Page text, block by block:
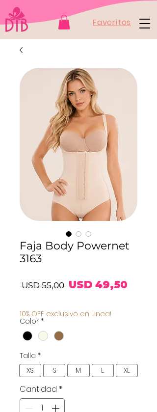
Favoritos
Faja Body Powernet
3163
USD 55,00 Precio
USD 49,50
10% OFF exclusivo en Linea!
Color *
Talla *
XS
S M L XL
Cantidad *